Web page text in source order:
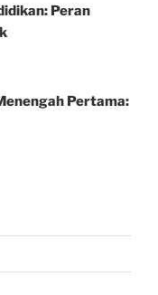
Peran
Pertama: